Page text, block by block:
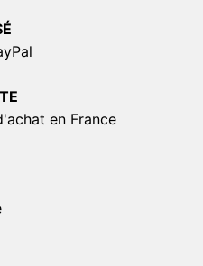
en France